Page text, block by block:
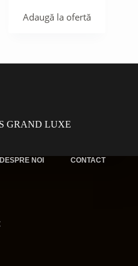
Adaugă la ofertă
GRAND LUXE
DESPRE NOI
CONTACT